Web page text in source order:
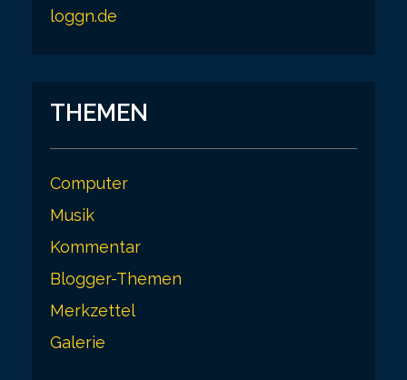
loggn.de
THEMEN
Computer
Musik
Kommentar
Blogger-Themen
Merkzettel
Galerie